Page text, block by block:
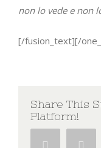
non lo vede e non
[/fusion_text][/
Share This
Platform!
Facebook